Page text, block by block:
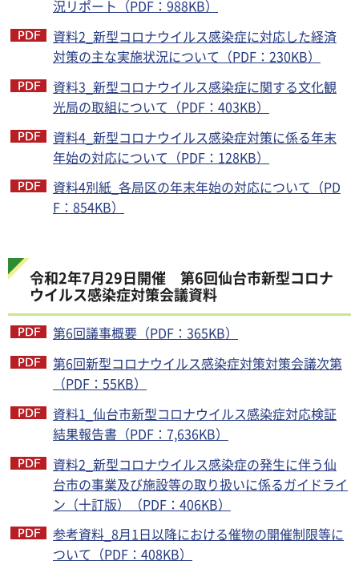
況リポート（PDF：988KB）
資料2_新型コロナウイルス感染症に対応した経済
対策の主な実施状況について（PDF：230KB）
資料3_新型コロナウイルス感染症に関する文化観
光局の取組について（PDF：403KB）
資料4_新型コロナウイルス感染症対策に係る年末
年始の対応について（PDF：128KB）
資料4別紙_各局区の年末年始の対応について（PD
F：854KB）
令和2年7月29日開催 第6回仙台市新型コロナ
ウイルス感染症対策会議資料
第6回議事概要（PDF：365KB）
第6回新型コロナウイルス感染症対策対策会議次第
（PDF：55KB）
資料1_仙台市新型コロナウイルス感染症対応検証
結果報告書（PDF：7,636KB）
資料2_新型コロナウイルス感染症の発生に伴う仙
台市の事業及び施設等の取り扱いに係るガイドライ
ン（十訂版）（PDF：406KB）
参考資料_8月1日以降における催物の開催制限等に
ついて（PDF：408KB）